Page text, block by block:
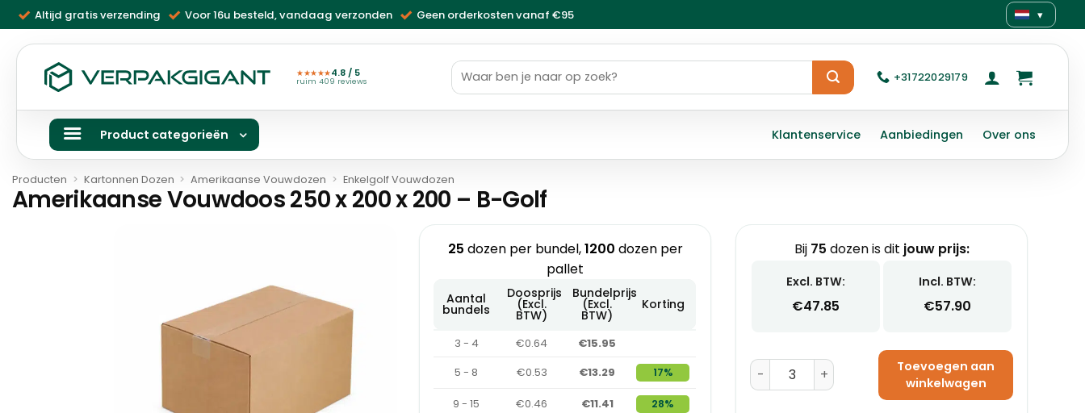
naar
inhoud
Altijd gratis verzending Voor 16u besteld, vandaag verzonden Geen orderkosten vanaf €95 ▾
★★★★★4.8 / 5
ruim 409 reviews
Zoeken
naar:
+31722029179
Product categorieën Klantenservice Aanbiedingen Over ons
Producten > Kartonnen Dozen > Amerikaanse Vouwdozen > Enkelgolf Vouwdozen
Amerikaanse Vouwdoos 250 x 200 x 200 – B-Golf
25 dozen per bundel,1200 dozen per
pallet
Aantal
bundels
Doosprijs
(Excl.
BTW)
Bundelprijs
(Excl.
BTW)
Korting
3 - 4 €0.64
€15.95
5 - 8
€0.53 €13.29 17%
9 - 15 €0.46 €11.41 28%
Bij 75 dozen is dit jouw prijs:
Excl. BTW:
€47.85
Incl. BTW:
€57.90
Amerikaanse Vouwdoos 250 x 200 x 200 - B-Golf
Toevoegen aan
winkelwagen